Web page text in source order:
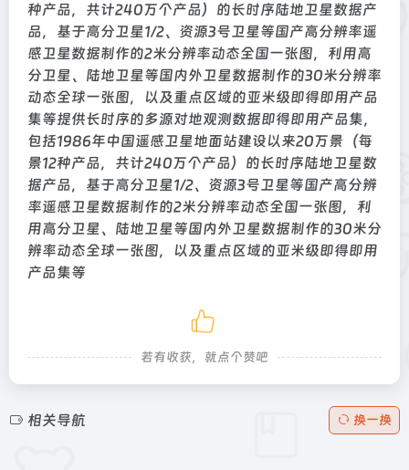
种产品，共计240万个产品）的长时序陆地卫星数据产
品，基于高分卫星1/2、资源3号卫星等国产高分辨率遥
感卫星数据制作的2米分辨率动态全国一张图，利用高
分卫星、陆地卫星等国内外卫星数据制作的30米分辨率
动态全球一张图，以及重点区域的亚米级即得即用产品
集等提供长时序的多源对地观测数据即得即用产品集，
包括1986年中国遥感卫星地面站建设以来20万景（每
景12种产品，共计240万个产品）的长时序陆地卫星数
据产品，基于高分卫星1/2、资源3号卫星等国产高分辨
率遥感卫星数据制作的2米分辨率动态全国一张图，利
用高分卫星、陆地卫星等国内外卫星数据制作的30米分
辨率动态全球一张图，以及重点区域的亚米级即得即用
产品集等
若有收获，就点个赞吧
相关导航 换一换